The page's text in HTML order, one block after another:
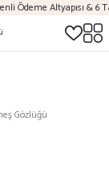
Ödeme Altyapısı & 6
Gözlüğü